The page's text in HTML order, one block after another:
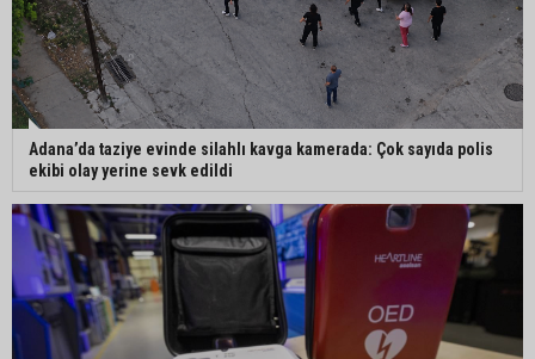
Adana’da taziye evinde silahlı kavga kamerada: Çok sayıda polis
ekibi olay yerine sevk edildi